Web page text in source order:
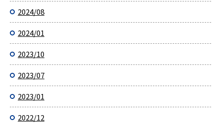
2024/08
2024/01
2023/10
2023/07
2023/01
2022/12